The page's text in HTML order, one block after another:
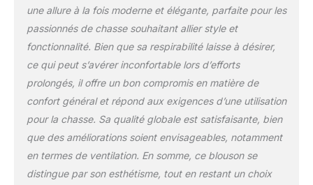
une allure à la fois moderne et élégante, parfaite pour les
passionnés de chasse souhaitant allier style et
fonctionnalité. Bien que sa respirabilité laisse à désirer,
ce qui peut s’avérer inconfortable lors d’efforts
prolongés, il offre un bon compromis en matière de
confort général et répond aux exigences d’une utilisation
pour la chasse. Sa qualité globale est satisfaisante, bien
que des améliorations soient envisageables, notamment
en termes de ventilation. En somme, ce blouson se
distingue par son esthétisme, tout en restant un choix